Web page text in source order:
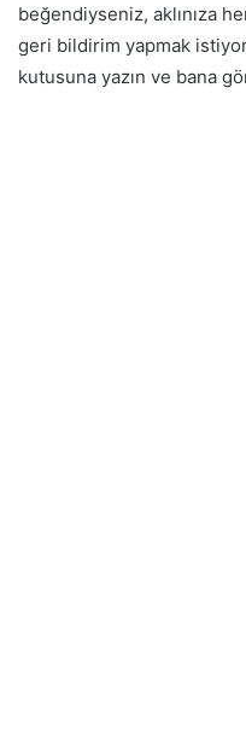
beğendiyseniz, aklınıza
geri bildirim yapmak
kutusuna yazın ve bana